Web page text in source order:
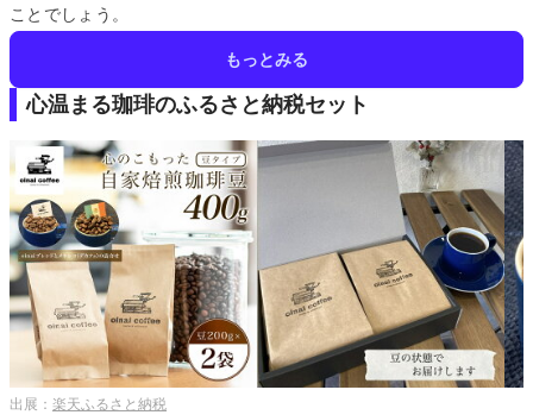
ことでしょう。
もっとみる
心温まる珈琲のふるさと納税セット
出展： 楽天ふるさと納税